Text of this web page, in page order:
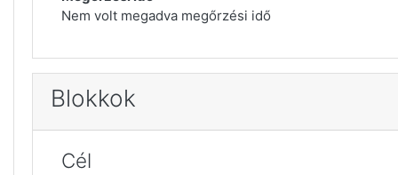
Nem volt megadva megőrzési idő
Blokkok
Cél